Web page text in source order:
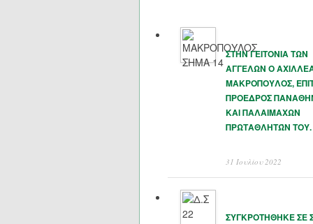
ΣΤΗΝ ΓΕΙΤΟΝΙΑ ΤΩΝ
ΑΓΓΕΛΩΝ Ο
ΜΑΚΡΟΠΟΥΛΟΣ,
ΠΡΟΕΔΡΟΣ
ΚΑΙ ΠΑΛΑΙΜΑΧΩΝ
ΠΡΩΤΑΘΛΗΤΏΝ ΤΟΥ.
31 Ιουλίου 2022
ΣΥΓΚΡΟΤΗΘΗΚΕ ΣΕ